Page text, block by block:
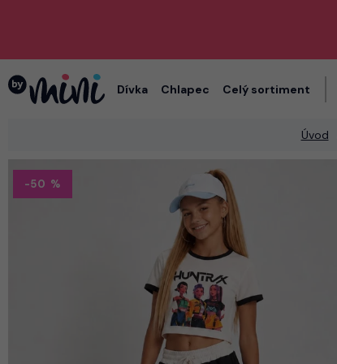
Dívka Chlapec Celý sortiment
Úvod
-50